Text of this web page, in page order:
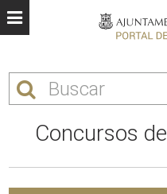
Concursos